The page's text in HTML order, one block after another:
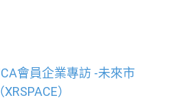
會員企業專訪 -未來市
（XRSPACE）